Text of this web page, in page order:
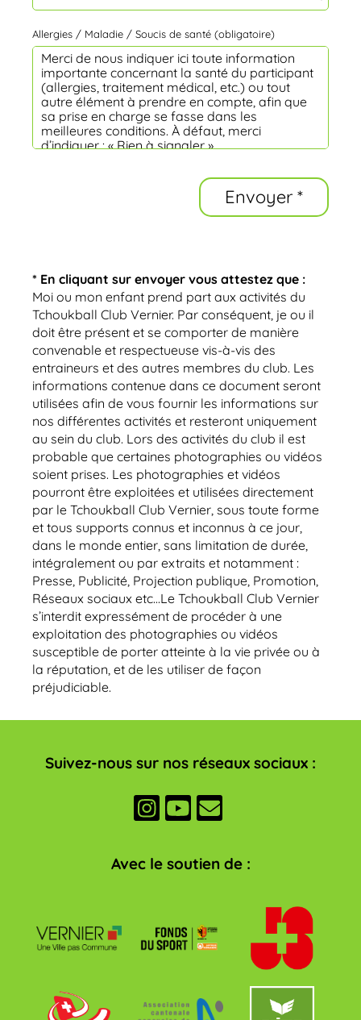
Allergies / Maladie / Soucis de santé (obligatoire)
* En cliquant sur envoyer vous attestez que :
Moi ou mon enfant prend part aux activités du
Tchoukball Club Vernier. Par conséquent, je ou il
doit être présent et se comporter de manière
convenable et respectueuse vis-à-vis des
entraineurs et des autres membres du club. Les
informations contenue dans ce document seront
utilisées afin de vous fournir les informations sur
nos différentes activités et resteront uniquement
au sein du club. Lors des activités du club il est
probable que certaines photographies ou vidéos
soient prises. Les photographies et vidéos
pourront être exploitées et utilisées directement
par le Tchoukball Club Vernier, sous toute forme
et tous supports connus et inconnus à ce jour,
dans le monde entier, sans limitation de durée,
intégralement ou par extraits et notamment :
Presse, Publicité, Projection publique, Promotion,
Réseaux sociaux etc...Le Tchoukball Club Vernier
s’interdit expressément de procéder à une
exploitation des photographies ou vidéos
susceptible de porter atteinte à la vie privée ou à
la réputation, et de les utiliser de façon
préjudiciable.
Suivez-nous sur nos réseaux sociaux :
Avec le soutien de :